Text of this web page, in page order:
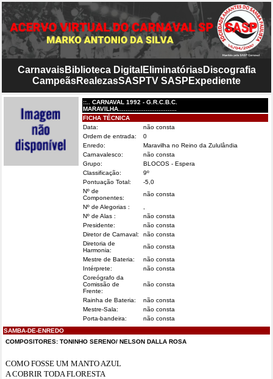
CarnavaisBiblioteca Digital EliminatóriasDiscografia
CampeãsRealezasSASPTV SASP Expediente
::.. CARNAVAL 1992 - G.R.C.B.C.
MARAVILHA................................
FICHA TÉCNICA
Data:
não consta
Ordem de entrada:
0
Enredo:
Maravilha no Reino da Zululândia
Carnavalesco:
não consta
Grupo:
BLOCOS - Espera
Classificação:
9º
Pontuação Total:
-5,0
Nº de
Componentes:
não consta
Nº de Alegorias :
Nº de Alas :
não consta
Presidente:
não consta
Diretor de Carnaval:
não consta
Diretoria de
Harmonia:
não consta
Mestre de Bateria:
não consta
Intérprete:
não consta
Coreógrafo da
Comissão de
Frente:
não consta
Rainha de Bateria:
não consta
Mestre-Sala:
não consta
Porta-bandeira:
não consta
SAMBA-DE-ENREDO
COMPOSITORES: TONINHO SERENO/ NELSON DALLA ROSA
COMO FOSSE UM MANTO AZUL
A COBRIR TODA FLORESTA